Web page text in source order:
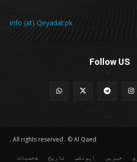
info (at) Qeyadat.pk
Follow US
All rights reserved . © Al Qaed .
خبریں ایونٹس تاریخ شخصیات